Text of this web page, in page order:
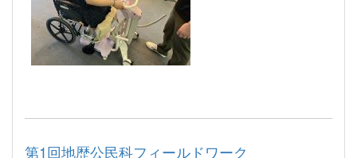
第1回地歴公民科フィールドワーク